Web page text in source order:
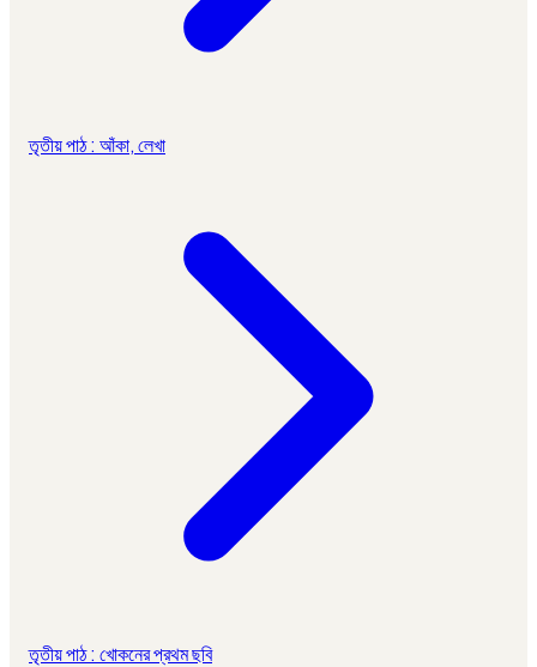
তৃতীয় পাঠ : আঁকা, লেখা
তৃতীয় পাঠ : খোকনের প্রথম ছবি